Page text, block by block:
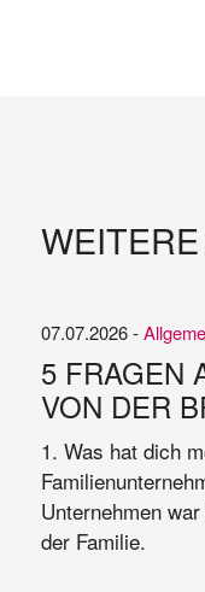
07.07.2026 -
5 FRAGEN
VON DER
1. Was hat dich
Unternehmen
der Familie.